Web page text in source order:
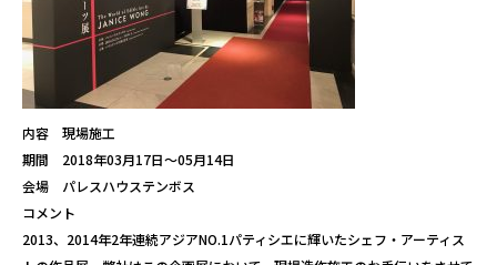
内容 現場施工
期間 2018年03月17日～05月14日
会場 パレスハウステンボス
コメント
2013、2014年2年連続アジアNO.1パティシエに輝いたシェフ・アーティス